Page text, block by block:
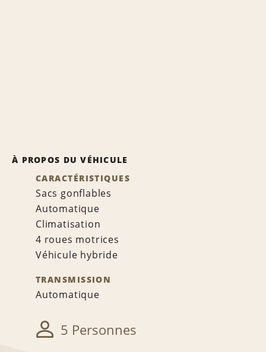
À PROPOS DU VÉHICULE
CARACTÉRISTIQUES
Sacs gonflables
Automatique
Climatisation
4 roues motrices
Véhicule hybride
TRANSMISSION
Automatique
5 Personnes